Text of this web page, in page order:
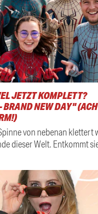
JETZT KOMPLETT?
NEW DAY"
von nebenan klettert
dieser Welt. Entkommt